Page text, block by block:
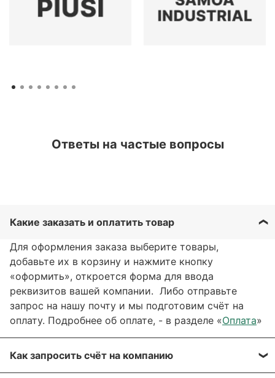
Ответы на частые вопросы
Какие заказать и оплатить товар
Для оформления заказа выберите товары,
добавьте их в корзину и нажмите кнопку
«оформить», откроется форма для ввода
реквизитов вашей компании. Либо отправьте
запрос на нашу почту и мы подготовим счёт на
оплату. Подробнее об оплате, - в разделе «Оплата»
Как запросить счёт на компанию